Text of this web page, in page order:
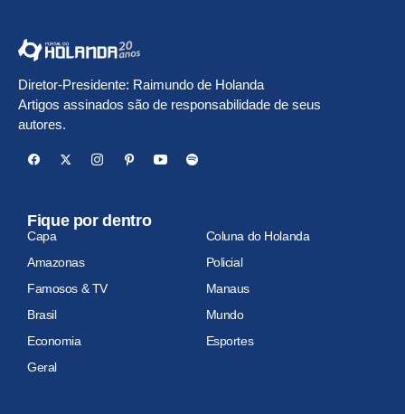
Diretor-Presidente: Raimundo de Holanda
Artigos assinados são de responsabilidade de seus
autores.
Fique por dentro
Capa
Coluna do Holanda
Amazonas
Policial
Famosos & TV
Manaus
Brasil
Mundo
Economia
Esportes
Geral